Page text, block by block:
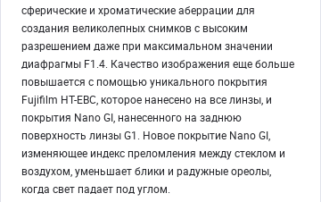
сферические и хроматические аберрации для
создания великолепных снимков с высоким
разрешением даже при максимальном значении
диафрагмы F1.4. Качество изображения еще больше
повышается с помощью уникального покрытия
Fujifilm HT-EBC, которое нанесено на все линзы, и
покрытия Nano GI, нанесенного на заднюю
поверхность линзы G1. Новое покрытие Nano GI,
изменяющее индекс преломления между стеклом и
воздухом, уменьшает блики и радужные ореолы,
когда свет падает под углом.